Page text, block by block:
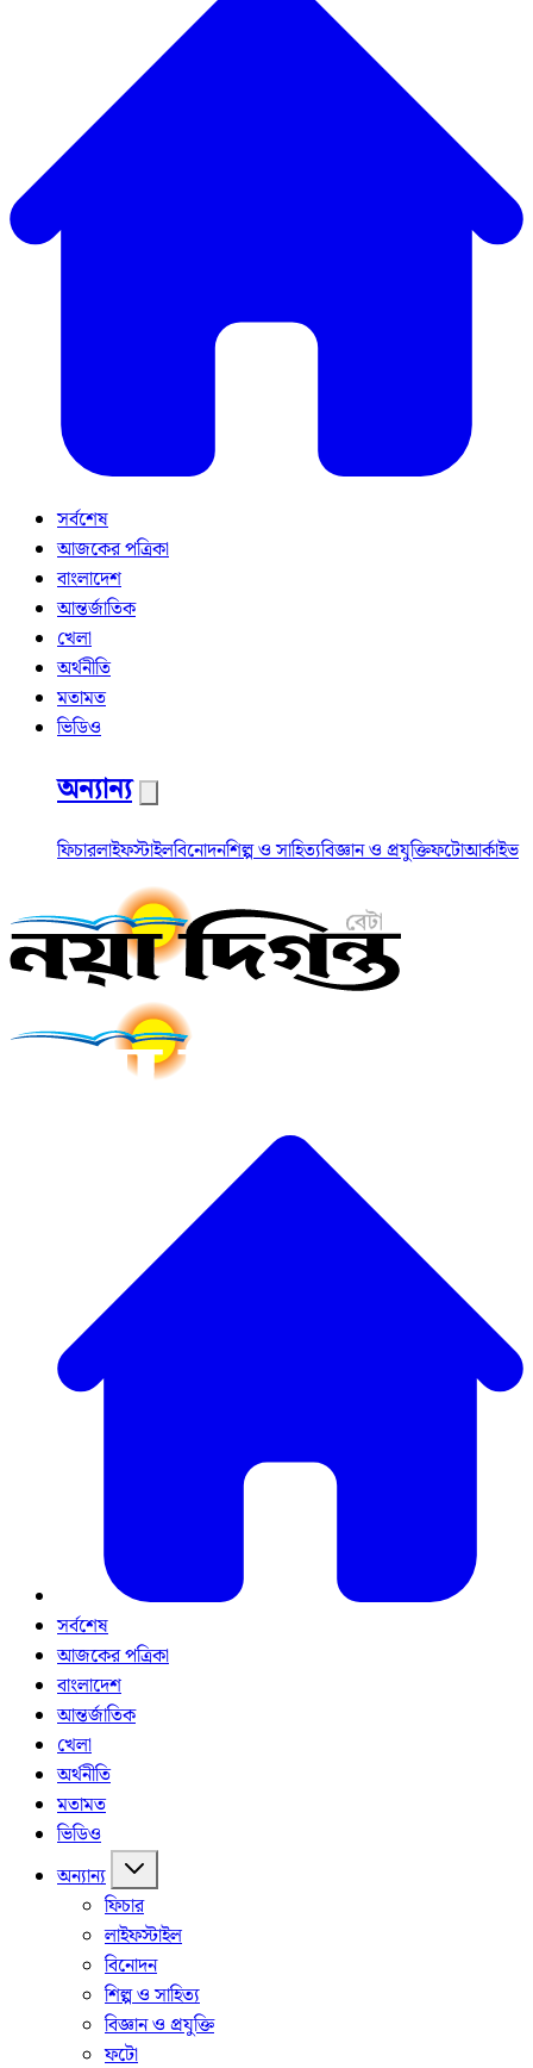
সর্বশেষ
আজকের পত্রিকা
বাংলাদেশ
আন্তর্জাতিক
খেলা
অর্থনীতি
মতামত
ভিডিও
অন্যান্য
ফিচারলাইফস্টাইলবিনোদনশিল্প ও সাহিত্যবিজ্ঞান ও প্রযুক্তিফটোআর্কাইভ
সর্বশেষ
আজকের পত্রিকা
বাংলাদেশ
আন্তর্জাতিক
খেলা
অর্থনীতি
মতামত
ভিডিও
অন্যান্য
ফিচার
লাইফস্টাইল
বিনোদন
শিল্প ও সাহিত্য
বিজ্ঞান ও প্রযুক্তি
ফটো